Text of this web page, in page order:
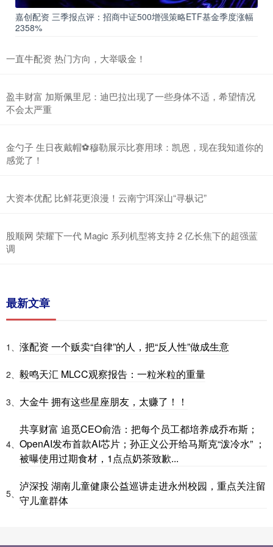
嘉创配资 三季报点评：招商中证500增强策略ETF基金季度涨幅
2358%
一直牛配资 热门方向，大举吸金！
盈丰财富 加斯佩里尼：迪巴拉出现了一些身体不适，希望情况
不会太严重
金勺子 生日夜戴帽⚽穆勒展示比赛用球：凯恩，现在我知道你的
感觉了！
大资本优配 比鲜花更浪漫！云南宁洱深山“寻枞记”
股顺网 荣耀下一代 Magic 系列机型将支持 2 亿长焦下的超强蓝
调
最新文章
1、 涨配资 一个贩卖“自律”的人，把“反人性”做成生意
2、 毅鸣天汇 MLCC观察报告：一粒米粒的重量
3、 大金牛 拥有这些星座朋友，太赚了！！
4、
共享财富 追觅CEO俞浩：把每个员工都培养成乔布斯；
OpenAI发布首款AI芯片；孙正义公开给马斯克“泼冷水” ；
被曝使用过期食材，1点点奶茶致歉...
5、
泸深投 湖南儿童健康公益巡讲走进永州校园，重点关注留
守儿童群体